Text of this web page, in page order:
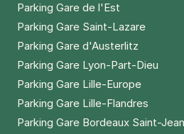
Réserver
+ Abonnements disponibles
Paris -
Mitterrand - 7
7 rue Zadkine
Parking Gare de l'Est
Parking Gare Saint-Lazare
Parking Gare d'Austerlitz
Parking Gare Lyon-Part-Dieu
Parking Gare Lille-Europe
Parking Gare Lille-Flandres
Parking Gare Bordeaux Saint-Jean